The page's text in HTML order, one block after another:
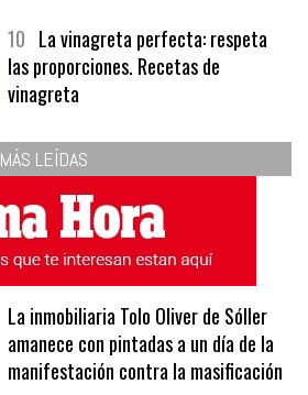
10 La vinagreta perfecta: respeta
las proporciones. Recetas de
vinagreta
MÁS LEÍDAS
La inmobiliaria Tolo Oliver de Sóller
amanece con pintadas a un día de la
manifestación contra la masificación